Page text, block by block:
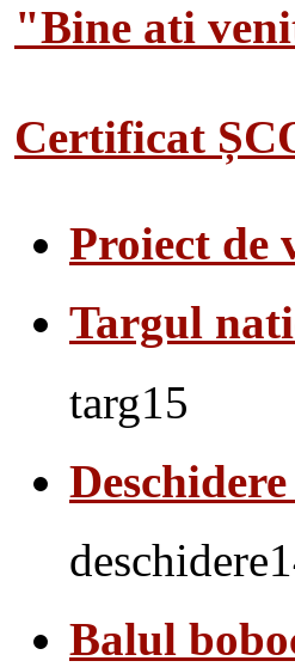
"Bine ati
Certificat
Proiect
Targul
targ15
Balul